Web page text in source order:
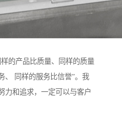
的产品比质量、同样的质量
、 同样的服务比信誉”。我
力和追求，一定可以与客户